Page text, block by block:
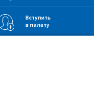
Вступить
в палату